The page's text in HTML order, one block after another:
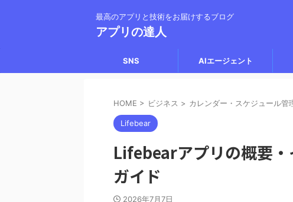
最高のアプリと技術をお届けするブログ
アプリの達人
SNS AIエージェント
HOME > ビジネス > カレンダー・スケジュール管
Lifebear
Lifebearアプリの概要
ガイド
2026年7月7日